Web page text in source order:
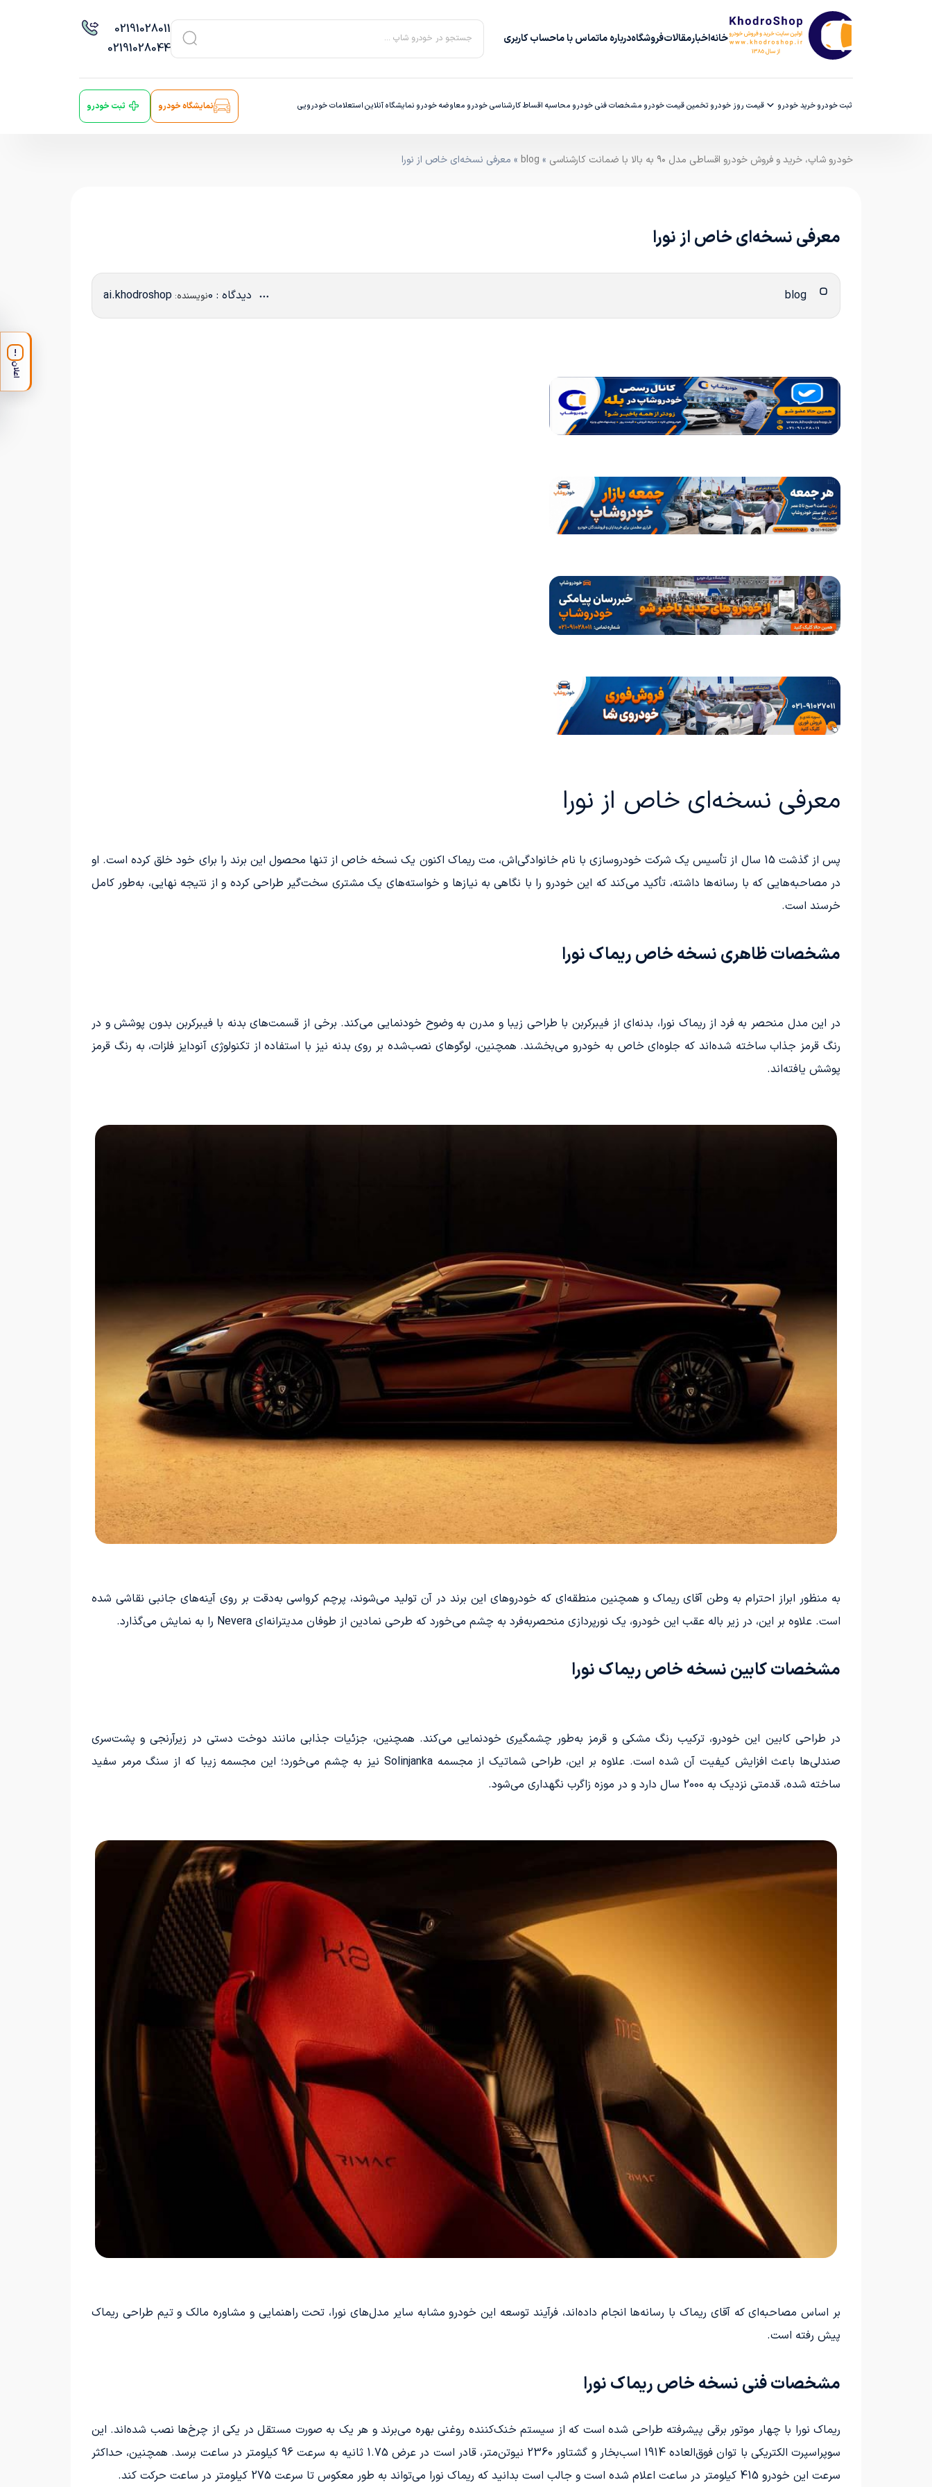
خانهاخبارمقالاتفروشگاهدرباره‌ ماتماس با ماحساب کاربری جستجو در خودرو شاپ ...
02191028011
02191028044
ثبت خودروخرید خودرو قیمت روز خودرو تخمین قیمت خودرو مشخصات فنی خودرو محاسبه اقساطکارشناسی خودرو معاوضه خودرو نمایشگاه آنلایناستعلامات خودرویی نمایشگاه خودرو ثبت خودرو
خودرو شاپ، خرید و فروش خودرو اقساطی مدل ۹۰ به بالا با ضمانت کارشناسی »
blog » معرفی نسخه‌ای خاص از نورا
معرفی نسخه‌ای خاص از نورا
دیدگاه : 0 نویسنده: ai.khodroshop
معرفی نسخه‌ای خاص از نورا
پس از گذشت 15 سال از تأسیس یک شرکت خودروسازی با نام خانوادگی‌اش، مت ریماک اکنون یک نسخه خاص از تنها محصول این برند را برای خود خلق کرده است. او
در مصاحبه‌هایی که با رسانه‌ها داشته، تأکید می‌کند که این خودرو را با نگاهی به نیازها و خواسته‌های یک مشتری سخت‌گیر طراحی کرده و از نتیجه نهایی، به‌طور کامل
خرسند است.
مشخصات ظاهری نسخه خاص ریماک نورا
در این مدل منحصر به فرد از ریماک نورا، بدنه‌ای از فیبرکربن با طراحی زیبا و مدرن به وضوح خودنمایی می‌کند. برخی از قسمت‌های بدنه با فیبرکربن بدون پوشش و در
رنگ قرمز جذاب ساخته شده‌اند که جلوه‌ای خاص به خودرو می‌بخشند. همچنین، لوگوهای نصب‌شده بر روی بدنه نیز با استفاده از تکنولوژی آنودایز فلزات، به رنگ قرمز
پوشش یافته‌اند.
به منظور ابراز احترام به وطن آقای ریماک و همچنین منطقه‌ای که خودروهای این برند در آن تولید می‌شوند، پرچم کرواسی به‌دقت بر روی آینه‌های جانبی نقاشی شده
است. علاوه بر این، در زیر باله عقب این خودرو، یک نورپردازی منحصربه‌فرد به چشم می‌خورد که طرحی نمادین از طوفان مدیترانه‌ای Nevera را به نمایش می‌گذارد.
مشخصات کابین نسخه خاص ریماک نورا
در طراحی کابین این خودرو، ترکیب رنگ مشکی و قرمز به‌طور چشمگیری خودنمایی می‌کند. همچنین، جزئیات جذابی مانند دوخت دستی در زیرآرنجی و پشت‌سری
صندلی‌ها باعث افزایش کیفیت آن شده است. علاوه بر این، طراحی شماتیک از مجسمه Solinjanka نیز به چشم می‌خورد؛ این مجسمه زیبا که از سنگ مرمر سفید
ساخته شده، قدمتی نزدیک به 2000 سال دارد و در موزه زاگرب نگهداری می‌شود.
بر اساس مصاحبه‌ای که آقای ریماک با رسانه‌ها انجام داده‌اند، فرآیند توسعه این خودرو مشابه سایر مدل‌های نورا، تحت راهنمایی و مشاوره مالک و تیم طراحی ریماک
پیش رفته است.
مشخصات فنی نسخه خاص ریماک نورا
ریماک نورا با چهار موتور برقی پیشرفته طراحی شده است که از سیستم خنک‌کننده روغنی بهره می‌برند و هر یک به صورت مستقل در یکی از چرخ‌ها نصب شده‌اند. این
سوپراسپرت الکتریکی با توان فوق‌العاده 1914 اسب‌بخار و گشتاور 2360 نیوتن‌متر، قادر است در عرض 1.75 ثانیه به سرعت 96 کیلومتر در ساعت برسد. همچنین، حداکثر
سرعت این خودرو 415 کیلومتر در ساعت اعلام شده است و جالب است بدانید که ریماک نورا می‌تواند به طور معکوس تا سرعت 275 کیلومتر در ساعت حرکت کند.
!
اعلان